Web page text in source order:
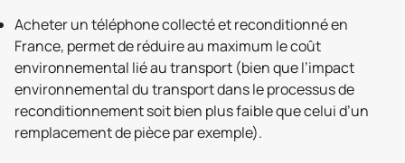
Acheter un téléphone collecté et reconditionné en
France, permet de réduire au maximum le coût
environnemental lié au transport (bien que l’impact
environnemental du transport dans le processus de
reconditionnement soit bien plus faible que celui d’un
remplacement de pièce par exemple).